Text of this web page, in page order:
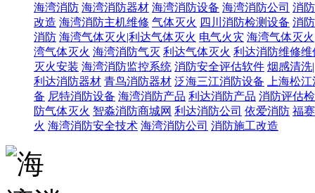
海湾消防 海湾消防器材 海湾消防设备 海湾消防公司 消
改造 海湾消防主机维修 气体灭火 四川消防检测设备 消
消防 海湾气体灭火|利达气体灭火 电气火灾 海湾气体灭
湾气体灭火 海湾消防气灭 利达气体灭火 利达消防维修维
灭火安装 海湾消防监控系统 消防安全评估软件 烟感清洗
利达消防器材 青鸟消防器材 泛海三江消防设备
上海松
备 尼特消防设备 海湾消防产品 利达消防产品 消防评估
防气体灭火 智淼消防商城网 利达消防公司 依爱消防 福
火 海湾消防安全技术 海湾消防公司 消防施工改造